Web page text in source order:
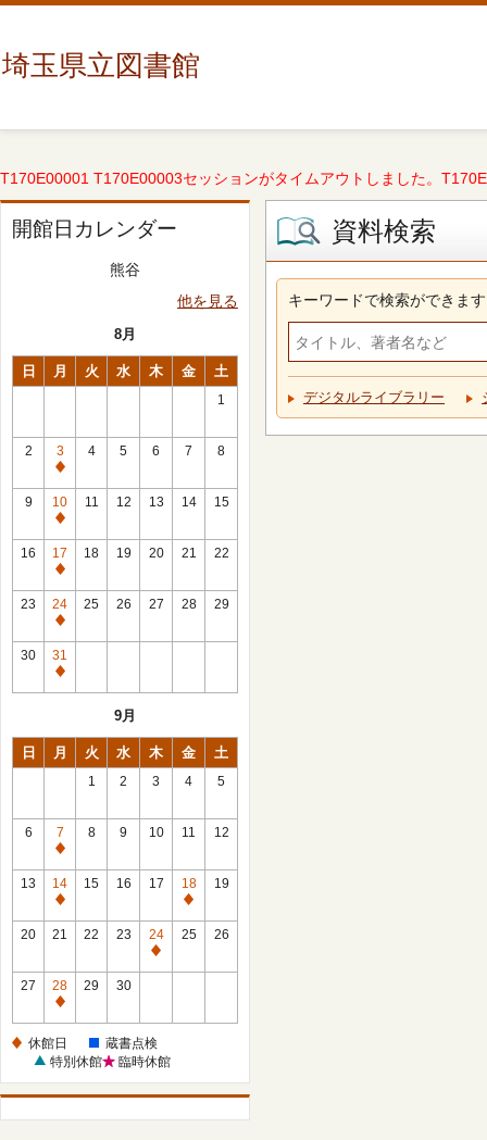
埼玉県立図書館
T170E00001 T170E00003セッションがタイムアウトしました。
開館日カレンダー
熊谷
他を見る
8月
日 月 火 水 木 金 土
1
2
3
休
館
日
4 5 6 7 8
9
10
休
館
日
11 12 13 14 15
16
17
休
館
日
18 19 20 21 22
23
24
休
館
日
25 26 27 28 29
30
31
休
9月
日 月 火 水 木 金 土
1 2 3 4 5
6
7
休
館
日
8 9 10 11 12
13
14
休
館
15 16 17
18
休
館
19
20 21 22 23
24
休
25 26
27
28
休
日
29 30
休館日
蔵書点検
特別休館
臨時休館
資料検索
キーワードで検索ができます
デジタルライブラリー